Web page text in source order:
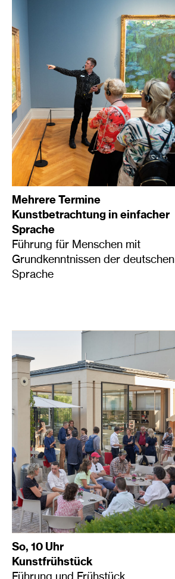
Mehrere Termine
Kunstbetrachtung in einfacher
Sprache
Führung für Menschen mit
Grundkenntnissen der deutschen
Sprache
So, 10 Uhr
Kunstfrühstück